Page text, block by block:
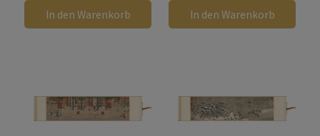
In den Warenkorb In den Warenkorb